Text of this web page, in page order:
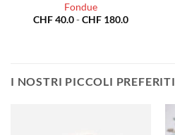
Fondue
CHF40.0-CHF 180.0Fascia
I NOSTRI PICCOLI PREFERITI